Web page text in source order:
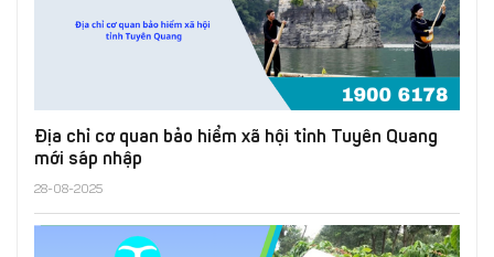
Địa chỉ cơ quan bảo hiểm xã hội tỉnh Tuyên Quang
mới sáp nhập
28-08-2025